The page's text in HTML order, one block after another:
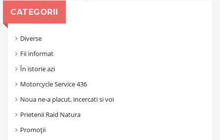
CATEGORII
Diverse
Fii informat
În istorie azi
Motorcycle Service 436
Noua ne-a placut, incercati si voi
Prietenii Raid Natura
Promoții